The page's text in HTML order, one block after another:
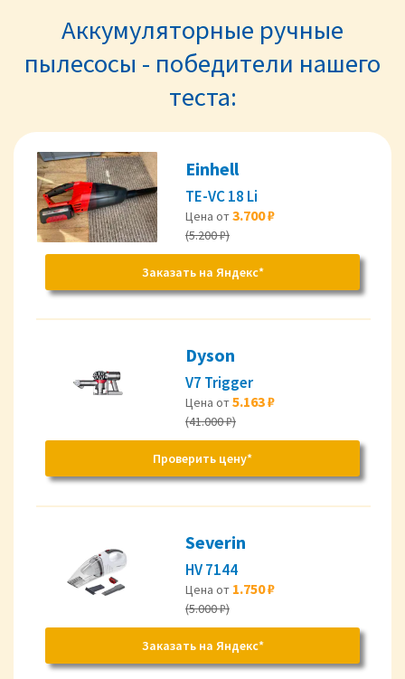
Аккумуляторные ручные
пылесосы - победители нашего
теста:
Einhell
TE-VC 18 Li
Цена от3.700 ₽
(5.200 ₽)
Заказать на Яндекс*
Dyson
V7 Trigger
Цена от5.163 ₽
(41.000 ₽)
Проверить цену*
Severin
HV 7144
Цена от 1.750 ₽
(5.000 ₽)
Заказать на Яндекс*